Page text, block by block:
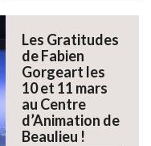
Les Gratitudes
de Fabien
Gorgeart les
10 et 11 mars
au Centre
d’Animation de
Beaulieu !